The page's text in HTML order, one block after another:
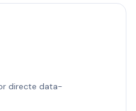
directe data-